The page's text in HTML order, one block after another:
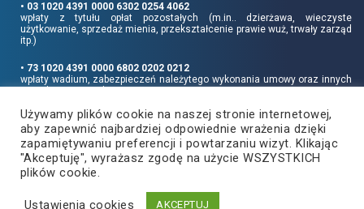
• 03 1020 4391 0000 6302 0254 4062
wpłaty z tytułu opłat pozostałych (m.in.. dzierżawa, wieczyste
użytkowanie, sprzedaż mienia, przekształcenie prawie wuż, trwały zarząd
itp.)
• 73 1020 4391 0000 6802 0202 0212
wpłaty wadium, zabezpieczeń należytego wykonania umowy oraz innych
Informujemy, że opłatę skarbową należy uiszczać na rachunek Urzędu
Miasta Rzeszowa:
• 90 1240 6960 3851 0062 0000 0423
Copyright2021©
Używamy plików cookie na naszej stronie internetowej,
aby zapewnić najbardziej odpowiednie wrażenia dzięki
zapamiętywaniu preferencji i powtarzaniu wizyt. Klikając
"Akceptuję", wyrażasz zgodę na użycie WSZYSTKICH
plików cookie.
Ustawienia cookies AKCEPTUJ